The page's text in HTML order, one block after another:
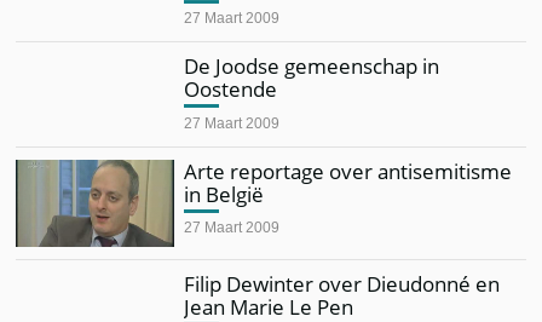
27 Maart 2009
De Joodse gemeenschap in
Oostende
27 Maart 2009
Arte reportage over antisemitisme
in België
27 Maart 2009
Filip Dewinter over Dieudonné en
Jean Marie Le Pen